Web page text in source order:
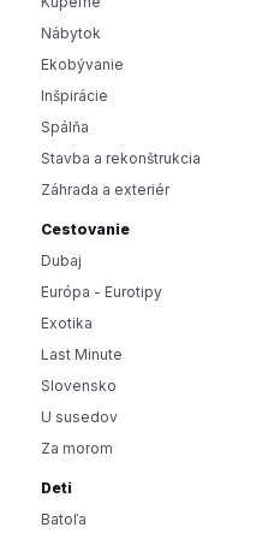
Nábytok
Ekobývanie
Inšpirácie
Spálňa
Stavba a rekonštrukcia
Záhrada a exteriér
Cestovanie
Dubaj
Európa - Eurotipy
Exotika
Last Minute
Slovensko
U susedov
Za morom
Deti
Batoľa